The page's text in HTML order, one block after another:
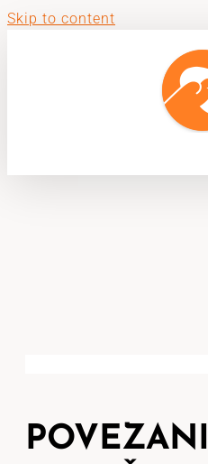
Skip to content
POVEZANI